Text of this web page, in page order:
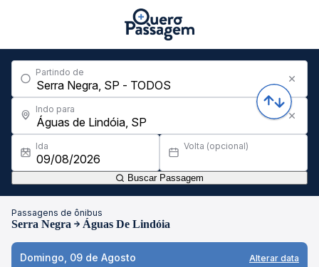
Partindo de
Indo para
Ida Volta (opcional)
Buscar Passagem
Passagens de ônibus
Serra Negra Águas De Lindóia
Domingo, 09 de Agosto Alterar data